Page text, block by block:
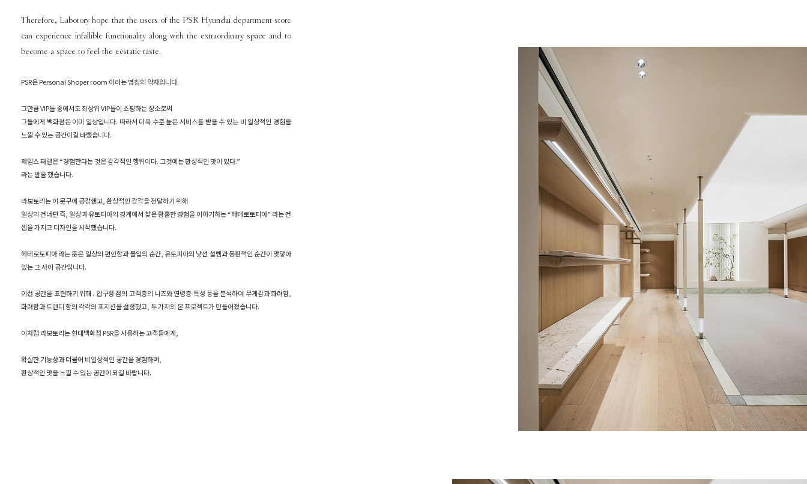
Therefore, Labotory hope that the users of the PSR Hyundai department store
can experience infallible functionality along with the extraordinary space and to
become a space to feel the ecstatic taste.
PSR은 Personal Shoper room 이라는 명칭의 약자입니다.
그만큼 VIP들 중에서도 최상위 VIP들이 쇼핑하는 장소로써
그들에게 백화점은 이미 일상입니다. 따라서 더욱 수준 높은 서비스를 받을 수 있는 비 일상적인 경험을
느낄 수 있는 공간이길 바랬습니다.
제임스 터렐은 “경험한다는 것은 감각적인 행위이다. 그것에는 환상적인 맛이 있다.”
라는 말을 했습니다.
라보토리는 이 문구에 공감했고, 환상적인 감각을 전달하기 위해
일상의 건너편 즉, 일상과 유토피아의 경계에서 찾은 황홀한 경험을 이야기하는 “헤테로토피아” 라는 컨
셉을 가지고 디자인을 시작했습니다.
헤테로토피아 라는 뜻은 일상의 편안함과 몰입의 순간, 유토피아의 낯선 설렘과 몽환적인 순간이 맞닿아
있는 그 사이 공간입니다.
이런 공간을 표현하기 위해 . 압구정 점의 고객층의 니즈와 연령층 특성 등을 분석하여 무게감과 화려함,
화려함과 트렌디 함의 각각의 포지션을 설정했고, 두 가지의 본 프로젝트가 만들어졌습니다.
이처럼 라보토리는 현대백화점 PSR을 사용하는 고객들에게,
확실한 기능성과 더불어 비일상적인 공간을 경험하며,
환상적인 맛을 느낄 수 있는 공간이 되길 바랍니다.